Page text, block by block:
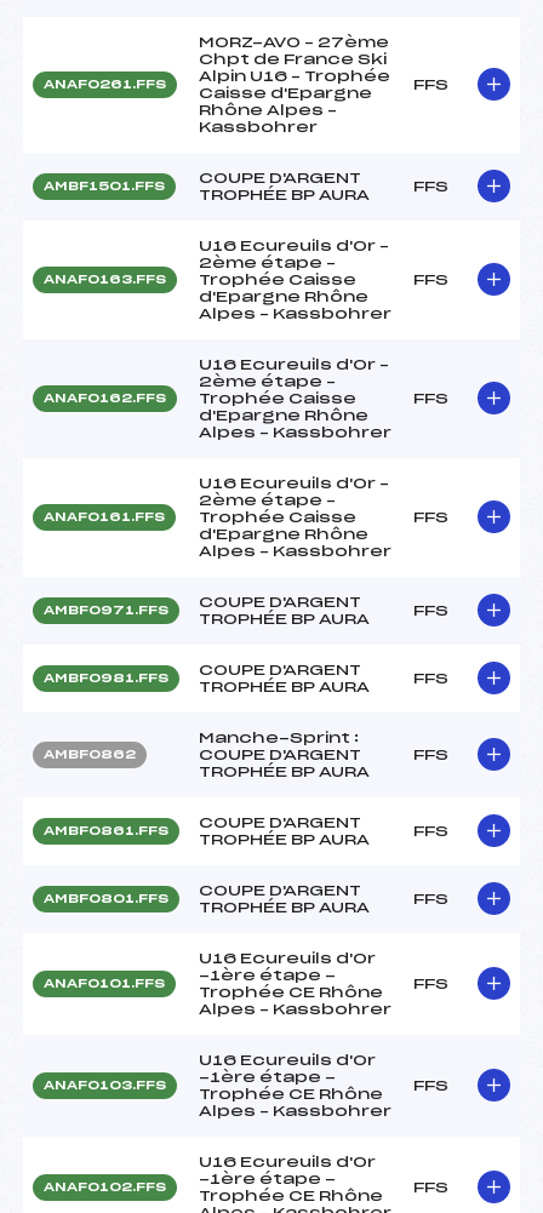
ANAF0261.FFS
MORZ-AVO – 27ème
Chpt de France Ski
Alpin U16 – Trophée
Caisse d'Epargne
Rhône Alpes –
Kassbohrer
FFS
AMBF1501.FFS
COUPE D'ARGENT
TROPHÉE BP AURA
FFS
ANAF0163.FFS
U16 Ecureuils d'Or –
2ème étape –
Trophée Caisse
d'Epargne Rhône
Alpes – Kassbohrer
FFS
ANAF0162.FFS
U16 Ecureuils d'Or –
2ème étape –
Trophée Caisse
d'Epargne Rhône
Alpes – Kassbohrer
FFS
ANAF0161.FFS
U16 Ecureuils d'Or –
2ème étape –
Trophée Caisse
d'Epargne Rhône
Alpes – Kassbohrer
FFS
AMBF0971.FFS
COUPE D'ARGENT
TROPHÉE BP AURA
FFS
AMBF0981.FFS
COUPE D'ARGENT
TROPHÉE BP AURA
FFS
AMBF0862
Manche-Sprint :
COUPE D'ARGENT
TROPHÉE BP AURA
FFS
AMBF0861.FFS
COUPE D'ARGENT
TROPHÉE BP AURA
FFS
AMBF0801.FFS
COUPE D'ARGENT
TROPHÉE BP AURA
FFS
ANAF0101.FFS
U16 Ecureuils d'Or
-1ère étape -
Trophée CE Rhône
Alpes – Kassbohrer
FFS
ANAF0103.FFS
U16 Ecureuils d'Or
-1ère étape -
Trophée CE Rhône
Alpes – Kassbohrer
FFS
ANAF0102.FFS
U16 Ecureuils d'Or
-1ère étape -
Trophée CE Rhône
FFS